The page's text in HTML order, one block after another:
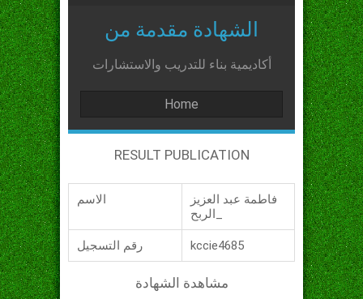
الشهادة مقدمة من
أكاديمية بناء للتدريب والاستشارات
Home
RESULT PUBLICATION
الاسم
فاطمة عبد العزيز
رقم التسجيل kccie4685
مشاهدة الشهادة